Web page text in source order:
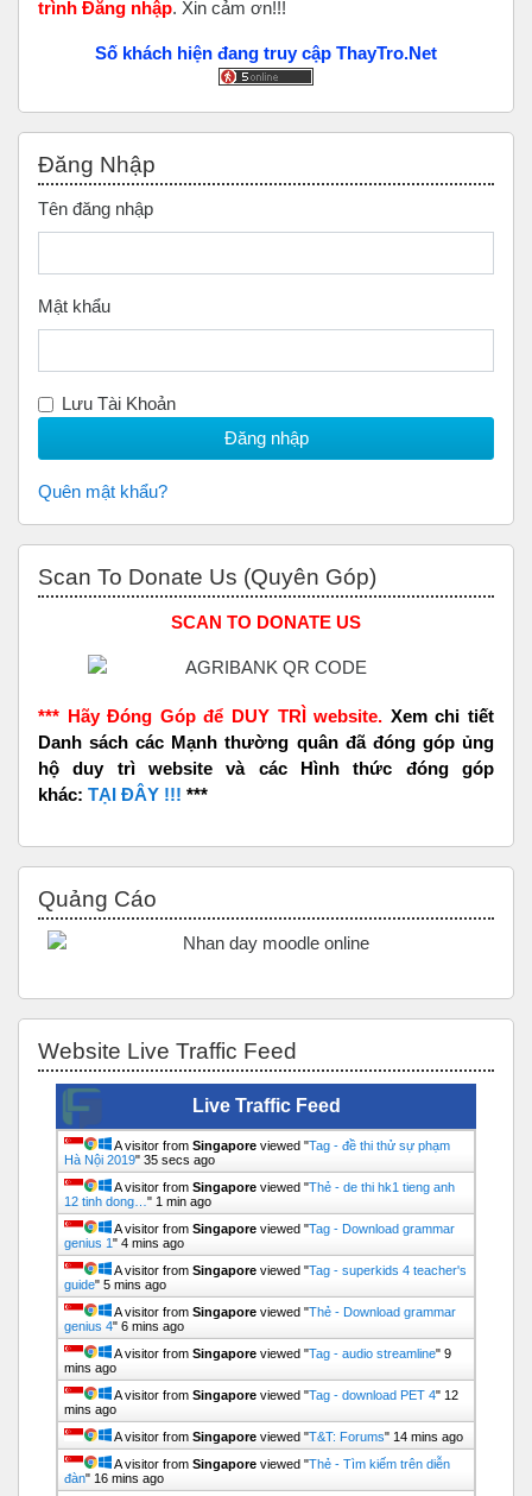
trình Đăng nhập. Xin cảm ơn!!!
Số khách hiện đang truy cập ThayTro.Net
Đăng Nhập
Tên đăng nhập
Mật khẩu
Lưu Tài Khoản
Quên mật khẩu?
Scan To Donate Us (Quyên Góp)
SCAN TO DONATE US
*** Hãy Đóng Góp để DUY TRÌ website. Xem chi tiết
Danh sách các Mạnh thường quân đã đóng góp ủng
hộ duy trì website và các Hình thức đóng góp
khác: TẠI ĐÂY !!! ***
Quảng Cáo
Website Live Traffic Feed
Live Traffic Feed
A visitor from Singapore viewed "Tag - đề thi thử sự phạm
Hà Nội 2019" 35 secs ago
A visitor from Singapore viewed "Thẻ - de thi hk1 tieng anh
12 tinh dong… " 1 min ago
A visitor from Singapore viewed "Tag - Download grammar
genius 1" 4 mins ago
A visitor from Singapore viewed "Tag - superkids 4 teacher's
guide" 5 mins ago
A visitor from Singapore viewed "Thẻ - Download grammar
genius 4" 6 mins ago
A visitor from Singapore viewed "Tag - audio streamline" 9
mins ago
A visitor from Singapore viewed "Tag - download PET 4" 12
mins ago
A visitor from Singapore viewed "T&T: Forums" 14 mins ago
A visitor from Singapore viewed "Thẻ - Tìm kiếm trên diễn
đàn" 16 mins ago